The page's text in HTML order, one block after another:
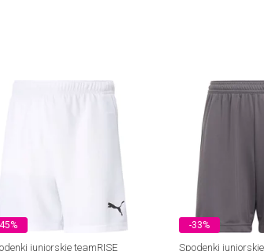
juniorskie teamRISE
-33%
Spodenki